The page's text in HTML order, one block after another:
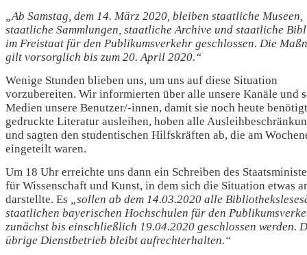
„Ab Samstag, dem 14. März 2020, bleiben staatliche Museen,
staatliche Sammlungen, staatliche Archive und staatliche
im Freistaat für den Publikumsverkehr geschlossen. Die
gilt vorsorglich bis zum 20. April 2020.“
Wenige Stunden blieben uns, um uns auf diese Situation
vorzubereiten. Wir informierten über alle unsere Kanäle und
Medien unsere Benutzer/-innen, damit sie noch heute
gedruckte Literatur ausleihen, hoben alle
und sagten den studentischen Hilfskräften ab, die am
eingeteilt waren.
Um 18 Uhr erreichte uns dann ein Schreiben des
für Wissenschaft und Kunst, in dem sich die Situation etwas
darstellte. Es
„sollen ab dem 14.03.2020 alle
staatlichen bayerischen Hochschulen für den
zunächst bis einschließlich 19.04.2020 geschlossen werden.
übrige Dienstbetrieb bleibt aufrechterhalten.“